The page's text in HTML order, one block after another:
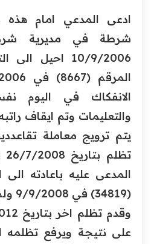
ادعى المدعي امام هذه
شرطة في مديرية
10/9/2006 احيل
الانفكاك في اليوم
يتم ترويج معاملة
المدعى عليه باعادته
على نتيجة ويرفع تظلمه